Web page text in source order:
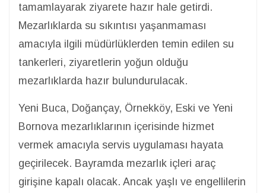
tamamlayarak ziyarete hazır hale getirdi.
Mezarlıklarda su sıkıntısı yaşanmaması
amacıyla ilgili müdürlüklerden temin edilen su
tankerleri, ziyaretlerin yoğun olduğu
mezarlıklarda hazır bulundurulacak.
Yeni Buca, Doğançay, Örnekköy, Eski ve Yeni
Bornova mezarlıklarının içerisinde hizmet
vermek amacıyla servis uygulaması hayata
geçirilecek. Bayramda mezarlık içleri araç
girişine kapalı olacak. Ancak yaşlı ve engellilerin